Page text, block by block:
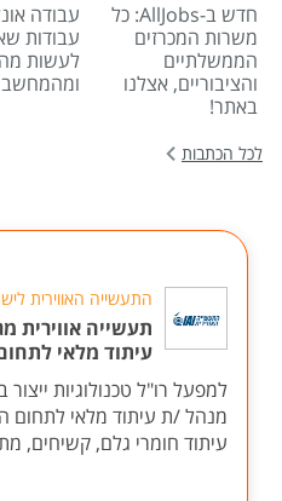
חדש ב-AllJobs: כל
משרות המכרזים
הממשלתיים
והציבוריים, אצלנו
באתר!
עבודות
לעשות
ומהמחשב
לכל הכתבות
התעשייה האווירית
תעשייה אווירית
עיתוד מלאי
למפעל רו"ל טכנולוגיות
מנהל /ת עיתוד מלאי לתחום
עיתוד חומרי גלם, קשיחים,